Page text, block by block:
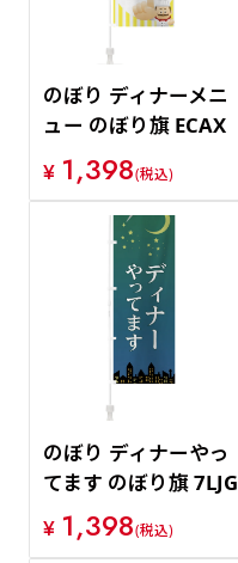
のぼり ディナーメニ
ュー のぼり旗 ECAX
¥ 1,398(税込)
のぼり ディナーやっ
てます のぼり旗 7LJG
¥ 1,398(税込)